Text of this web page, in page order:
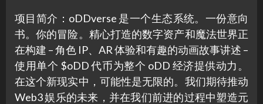
项目简介：oDDverse 是一个生态系统。一份意向
书。你的冒险。精心打造的数字资产和魔法世界正
在构建 – 角色 IP、AR 体验和有趣的动画故事讲述 –
使用单个 $oDD 代币为整个 oDD 经济提供动力。
在这个新现实中，可能性是无限的。我们期待推动
Web3 娱乐的未来，并在我们前进的过程中塑造元